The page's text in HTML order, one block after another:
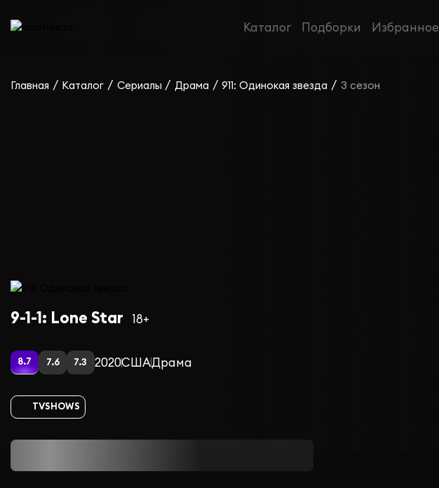
Каталог Подборки Избранное
Главная / Каталог / Сериалы / Драма / 911: Одинокая звезда / 3 сезон
9-1-1: Lone Star 18+
8.7 7.6 7.3 2020СШАДрама
TVSHOWS